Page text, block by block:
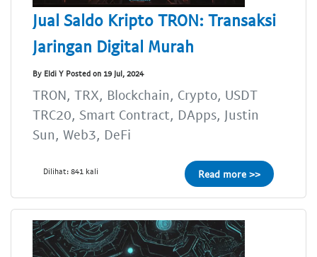
Jual Saldo Kripto TRON: Transaksi
Jaringan Digital Murah
By Eldi Y Posted on 19 Jul, 2024
TRON, TRX, Blockchain, Crypto, USDT
TRC20, Smart Contract, DApps, Justin
Sun, Web3, DeFi
Dilihat: 841 kali Read more >>